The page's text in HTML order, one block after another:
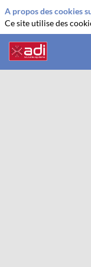
A propos des cookies
Ce site utilise des